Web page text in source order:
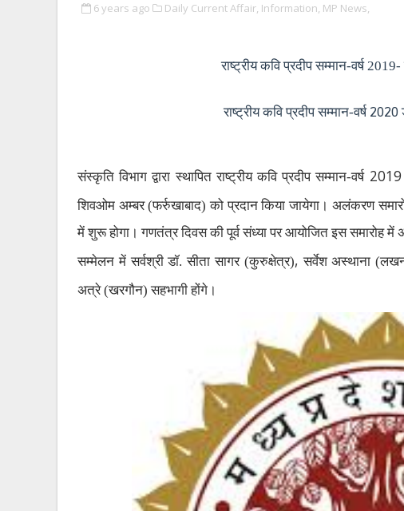
6 years ago Daily Current Affair, Information, MP News,
राष्‍ट्रीय कवि प्रदीप सम्‍मान-वर्ष2019-
राष्‍ट्रीय कवि प्रदीप सम्‍मान-वर्ष 2020
संस्‍कृति विभाग द्वारा स्‍थापित राष्‍ट्रीय कवि प्रदीप सम्‍मान-वर्ष 2019
शिवओम अम्‍बर (फर्रुखाबाद) को प्रदान किया जायेगा। अलंकरण
में शुरू होगा। गणतंत्र दिवस की पूर्व संध्‍या पर आयोजित इस समारोह
सम्‍मेलन में सर्वश्री डॉ. सीता सागर (कुरुक्षेत्र),सर्वेश अस्‍थाना
अत्रे (खरगौन) सहभागी होंगे।